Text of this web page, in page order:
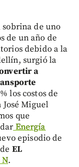
de uno
de un año de
debido a la
surgió la
a
los costos de
Miguel
que
Energía
episodio de
EL
.